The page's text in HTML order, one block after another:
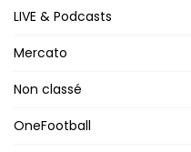
LIVE & Podcasts
Mercato
Non classé
OneFootball